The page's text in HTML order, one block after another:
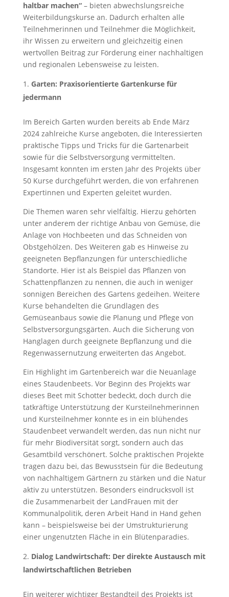
haltbar machen“– bieten abwechslungsreiche
Weiterbildungskurse an. Dadurch erhalten alle
Teilnehmerinnen und Teilnehmer die Möglichkeit,
ihr Wissen zu erweitern und gleichzeitig einen
wertvollen Beitrag zur Förderung einer nachhaltigen
und regionalen Lebensweise zu leisten.
Garten: Praxisorientierte Gartenkurse für
jedermann
Im Bereich Garten wurden bereits ab Ende März
2024 zahlreiche Kurse angeboten, die Interessierten
praktische Tipps und Tricks für die Gartenarbeit
sowie für die Selbstversorgung vermittelten.
Insgesamt konnten im ersten Jahr des Projekts über
50 Kurse durchgeführt werden, die von erfahrenen
Expertinnen und Experten geleitet wurden.
Die Themen waren sehr vielfältig. Hierzu gehörten
unter anderem der richtige Anbau von Gemüse, die
Anlage von Hochbeeten und das Schneiden von
Obstgehölzen. Des Weiteren gab es Hinweise zu
geeigneten Bepflanzungen für unterschiedliche
Standorte. Hier ist als Beispiel das Pflanzen von
Schattenpflanzen zu nennen, die auch in weniger
sonnigen Bereichen des Gartens gedeihen. Weitere
Kurse behandelten die Grundlagen des
Gemüseanbaus sowie die Planung und Pflege von
Selbstversorgungsgärten. Auch die Sicherung von
Hanglagen durch geeignete Bepflanzung und die
Regenwassernutzung erweiterten das Angebot.
Ein Highlight im Gartenbereich war die Neuanlage
eines Staudenbeets. Vor Beginn des Projekts war
dieses Beet mit Schotter bedeckt, doch durch die
tatkräftige Unterstützung der Kursteilnehmerinnen
und Kursteilnehmer konnte es in ein blühendes
Staudenbeet verwandelt werden, das nun nicht nur
für mehr Biodiversität sorgt, sondern auch das
Gesamtbild verschönert. Solche praktischen Projekte
tragen dazu bei, das Bewusstsein für die Bedeutung
von nachhaltigem Gärtnern zu stärken und die Natur
aktiv zu unterstützen. Besonders eindrucksvoll ist
die Zusammenarbeit der LandFrauen mit der
Kommunalpolitik, deren Arbeit Hand in Hand gehen
kann – beispielsweise bei der Umstrukturierung
einer ungenutzten Fläche in ein Blütenparadies.
Dialog Landwirtschaft: Der direkte Austausch mit
landwirtschaftlichen Betrieben
Ein weiterer wichtiger Bestandteil des Projekts ist